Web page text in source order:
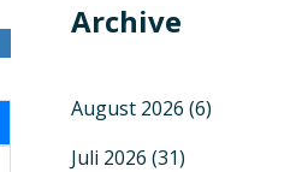
Archive
August 2026 (6)
Juli 2026 (31)